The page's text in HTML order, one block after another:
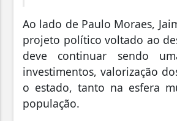
Ao lado de Paulo Moraes,
projeto político voltado ao
deve continuar sendo
investimentos, valorização
o estado, tanto na esfera
população.